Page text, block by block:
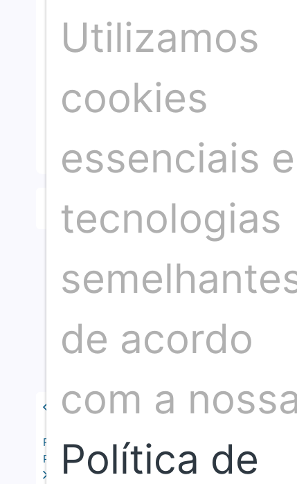
Gómez (1942-1974) e com uma mostra de
Diegues, Rogério Sganzerla, Leon
A XXIª edição do Panorama Internacional
em Salvador e Cachoeira. Os filmes serão
Barris e no Cine Theatro Cachoeirano. Os
(meia), e o passaporte com dez entradas é
Compartilhar artigo
Publicação anterior
Próxima publicação
Utilizamos
cookies
essenciais e
tecnologias
de acordo
com a
Política de